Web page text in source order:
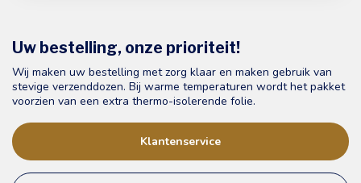
Uw bestelling, onze prioriteit!
Wij maken uw bestelling met zorg klaar en maken gebruik van
stevige verzenddozen. Bij warme temperaturen wordt het pakket
voorzien van een extra thermo-isolerende folie.
Klantenservice